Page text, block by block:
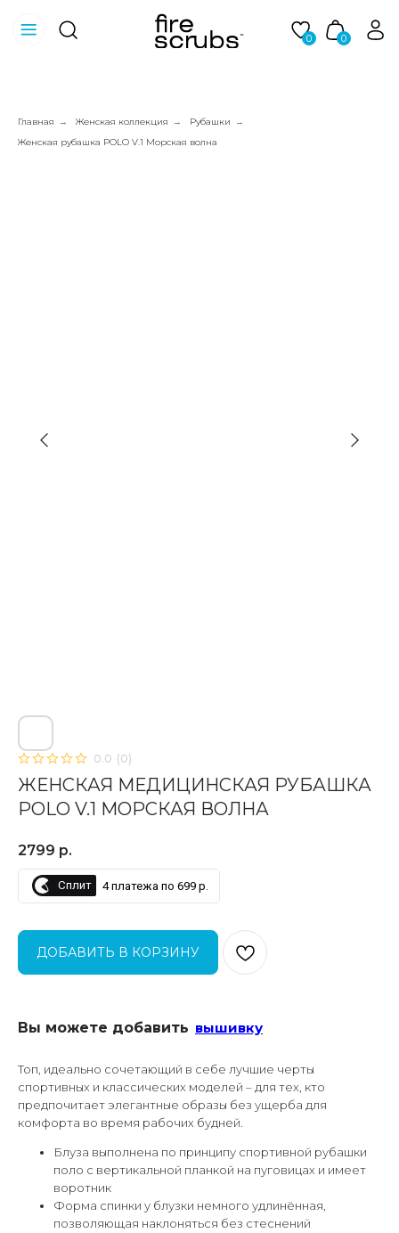
Главная → Женская коллекция → Рубашки →
Женская рубашка POLO V.1 Морская волна
0.0 (0)
ЖЕНСКАЯ МЕДИЦИНСКАЯ РУБАШКА
POLO V.1 МОРСКАЯ ВОЛНА
2799 р.
Сплит 4 платежа по 699 р.
Вы можете добавить вышивку
Топ, идеально сочетающий в себе лучшие черты
спортивных и классических моделей – для тех, кто
предпочитает элегантные образы без ущерба для
комфорта во время рабочих будней.
Блуза выполнена по принципу спортивной рубашки
поло с вертикальной планкой на пуговицах и имеет
воротник
Форма спинки у блузки немного удлинённая,
позволяющая наклоняться без стеснений
ДОБАВИТЬ В КОРЗИНУ